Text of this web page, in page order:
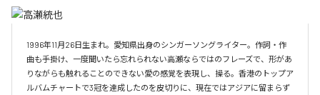
1996年11月26日生まれ。愛知県出身のシンガーソングライター。作詞・作
曲も手掛け、一度聞いたら忘れられない高瀬ならではのフレーズで、形があ
りながらも触れることのできない愛の感覚を表現し、操る。香港のトップア
ルバムチャートで3冠を達成したのを皮切りに、現在ではアジアに留まらず